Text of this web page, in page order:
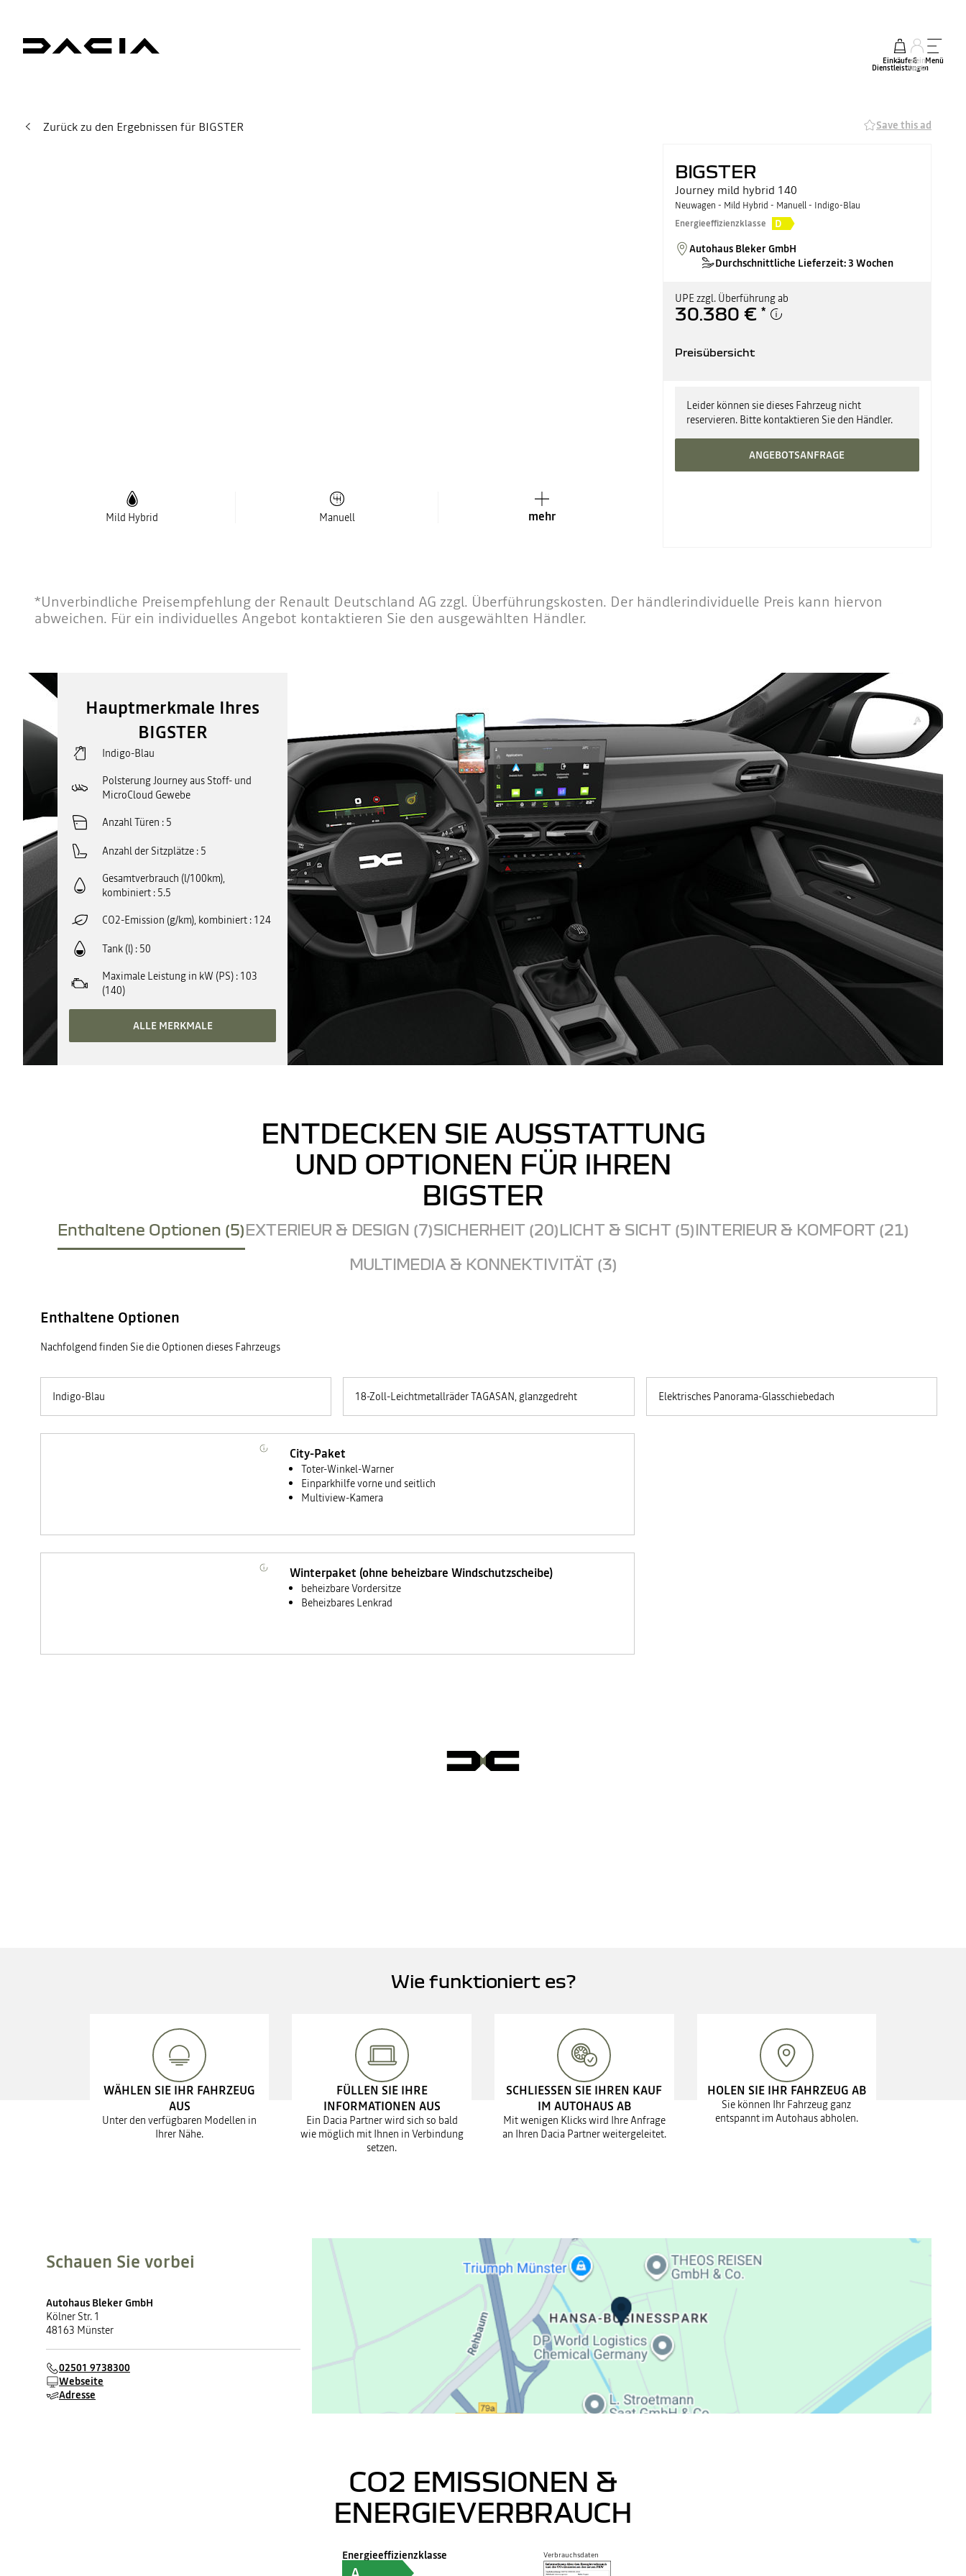
Einkäufe &
Dienstleistungen
mein
Konto
Menü
Zurück zu den Ergebnissen für BIGSTER Save this ad
Mild Hybrid Manuell mehr
BIGSTER
Journey mild hybrid 140
Neuwagen - Mild Hybrid - Manuell - Indigo-Blau
Energieeffizienzklasse
D
Autohaus Bleker GmbH
Durchschnittliche Lieferzeit: 3 Wochen
UPE zzgl. Überführung ab
30.380 € *
Preisübersicht
Leider können sie dieses Fahrzeug nicht
reservieren. Bitte kontaktieren Sie den Händler.
ANGEBOTSANFRAGE
*Unverbindliche Preisempfehlung der Renault Deutschland AG zzgl. Überführungskosten. Der händlerindividuelle Preis kann hiervon
abweichen. Für ein individuelles Angebot kontaktieren Sie den ausgewählten Händler.
Hauptmerkmale Ihres
BIGSTER
Indigo-Blau
Polsterung Journey aus Stoff- und
MicroCloud Gewebe
Anzahl Türen 5
Anzahl der Sitzplätze 5
Gesamtverbrauch (l/100km),
kombiniert 5.5
CO2-Emission (g/km), kombiniert 124
Tank (l) 50
Maximale Leistung in kW (PS) 103
(140)
ALLE MERKMALE
ENTDECKEN SIE AUSSTATTUNG
UND OPTIONEN FÜR IHREN
BIGSTER
Enthaltene Optionen (5)EXTERIEUR & DESIGN (7)SICHERHEIT (20)LICHT & SICHT (5)INTERIEUR & KOMFORT (21)
MULTIMEDIA & KONNEKTIVITÄT (3)
Enthaltene Optionen
Nachfolgend finden Sie die Optionen dieses Fahrzeugs
Indigo-Blau 18-Zoll-Leichtmetallräder TAGASAN, glanzgedreht
City-Paket
Toter-Winkel-Warner
Einparkhilfe vorne und seitlich
Multiview-Kamera
Winterpaket (ohne beheizbare Windschutzscheibe)
beheizbare Vordersitze
Beheizbares Lenkrad
Elektrisches Panorama-Glasschiebedach
Wie funktioniert es?
WÄHLEN SIE IHR FAHRZEUG
AUS
Unter den verfügbaren Modellen in
Ihrer Nähe.
FÜLLEN SIE IHRE
INFORMATIONEN AUS
Ein Dacia Partner wird sich so bald
wie möglich mit Ihnen in Verbindung
setzen.
SCHLIESSEN SIE IHREN KAUF
IM AUTOHAUS AB
Mit wenigen Klicks wird Ihre Anfrage
an Ihren Dacia Partner weitergeleitet.
HOLEN SIE IHR FAHRZEUG AB
Sie können Ihr Fahrzeug ganz
entspannt im Autohaus abholen.
Schauen Sie vorbei
Autohaus Bleker GmbH
Kölner Str. 1
48163 Münster
02501 9738300
Webseite
Adresse
CO2 EMISSIONEN &
ENERGIEVERBRAUCH
Energieeffizienzklasse Verbrauchsdaten